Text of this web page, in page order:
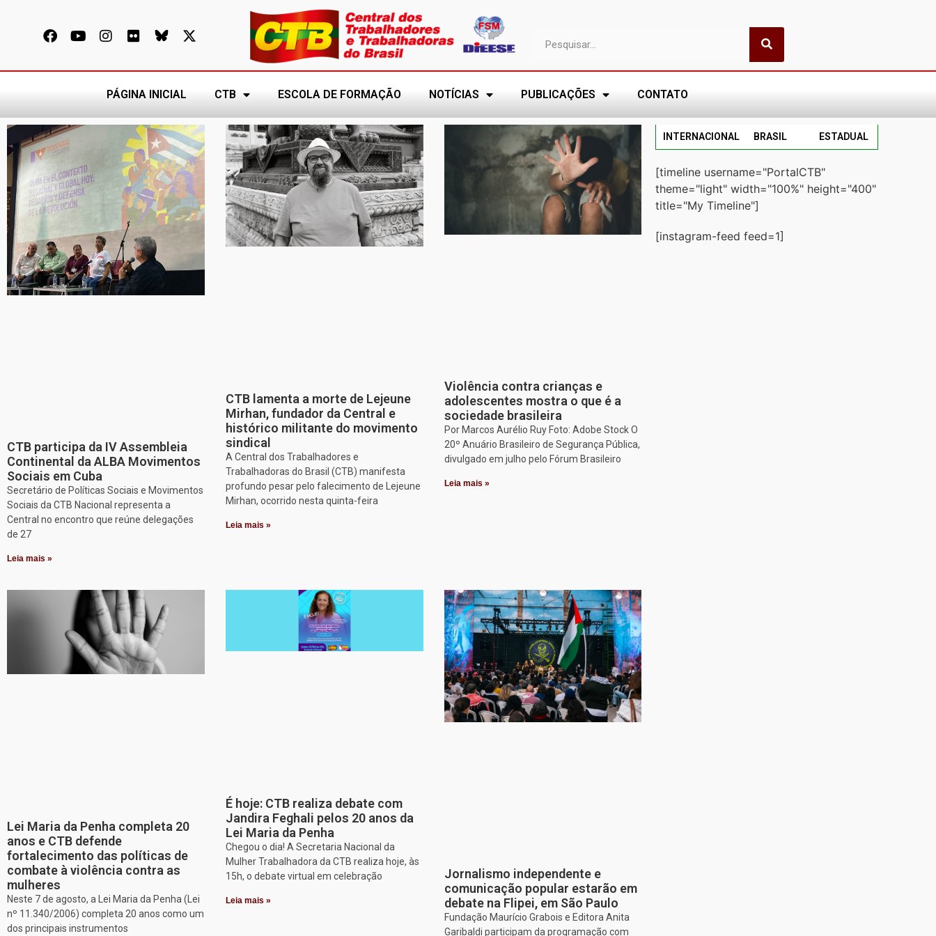
PÁGINA INICIAL CTB ESCOLA DE FORMAÇÃO NOTÍCIAS PUBLICAÇÕES CONTATO
CTB participa da IV Assembleia
Continental da ALBA Movimentos
Sociais em Cuba
Secretário de Políticas Sociais e Movimentos
Sociais da CTB Nacional representa a
Central no encontro que reúne delegações
de 27
Leia mais »
CTB lamenta a morte de Lejeune
Mirhan, fundador da Central e
histórico militante do movimento
sindical
A Central dos Trabalhadores e
Trabalhadoras do Brasil (CTB) manifesta
profundo pesar pelo falecimento de Lejeune
Mirhan, ocorrido nesta quinta-feira
Leia mais »
Violência contra crianças e
adolescentes mostra o que é a
sociedade brasileira
Por Marcos Aurélio Ruy Foto: Adobe Stock O
20º Anuário Brasileiro de Segurança Pública,
divulgado em julho pelo Fórum Brasileiro
Leia mais »
Lei Maria da Penha completa 20
anos e CTB defende
fortalecimento das políticas de
combate à violência contra as
mulheres
Neste 7 de agosto, a Lei Maria da Penha (Lei
nº 11.340/2006) completa 20 anos como um
dos principais instrumentos
É hoje: CTB realiza debate com
Jandira Feghali pelos 20 anos da
Lei Maria da Penha
Chegou o dia! A Secretaria Nacional da
Mulher Trabalhadora da CTB realiza hoje, às
15h, o debate virtual em celebração
Leia mais »
Jornalismo independente e
comunicação popular estarão em
debate na Flipei, em São Paulo
Fundação Maurício Grabois e Editora Anita
Garibaldi participam da programação com
INTERNACIONAL BRASIL ESTADUAL
[timeline username="PortalCTB"
theme="light" width="100%" height="400"
title="My Timeline"]
[instagram-feed feed=1]